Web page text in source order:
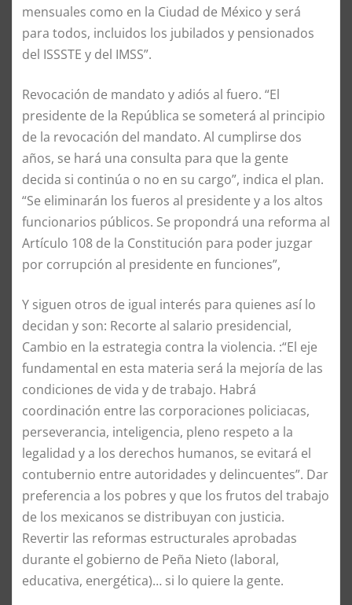
mensuales como en la Ciudad de México y será
para todos, incluidos los jubilados y pensionados
del ISSSTE y del IMSS”.
Revocación de mandato y adiós al fuero. “El
presidente de la República se someterá al principio
de la revocación del mandato. Al cumplirse dos
años, se hará una consulta para que la gente
decida si continúa o no en su cargo”, indica el plan.
“Se eliminarán los fueros al presidente y a los altos
funcionarios públicos. Se propondrá una reforma al
Artículo 108 de la Constitución para poder juzgar
por corrupción al presidente en funciones”,
Y siguen otros de igual interés para quienes así lo
decidan y son: Recorte al salario presidencial,
Cambio en la estrategia contra la violencia. :“El eje
fundamental en esta materia será la mejoría de las
condiciones de vida y de trabajo. Habrá
coordinación entre las corporaciones policiacas,
perseverancia, inteligencia, pleno respeto a la
legalidad y a los derechos humanos, se evitará el
contubernio entre autoridades y delincuentes”. Dar
preferencia a los pobres y que los frutos del trabajo
de los mexicanos se distribuyan con justicia.
Revertir las reformas estructurales aprobadas
durante el gobierno de Peña Nieto (laboral,
educativa, energética)… si lo quiere la gente.